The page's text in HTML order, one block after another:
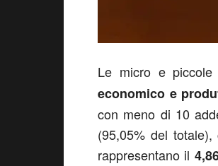
Le micro e piccole
economico e
con meno di 10
(95,05% del
rappresentano il